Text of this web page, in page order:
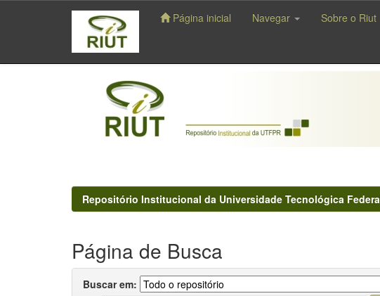
navigation
Página inicial Navegar Sobre o Riut
Repositório Institucional da Universidade Tecnológica
Página de Busca
Buscar em: